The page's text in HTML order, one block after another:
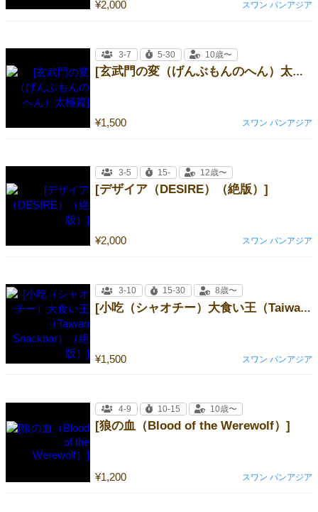
¥2,000 スワン パンアジア
[玄武門の変（げんぶもんのへん）太極篇]
¥1,500
3-7 5-30 10歳〜
スワン パンアジア
[デザイア（DESIRE）（絶版）]
¥2,000
3-5 15- 12歳〜
スワン パンアジア
[小吃（シャオチー）大食い王（Taiwan Snackbar）（絶版）]
¥1,500
3-10 15-30 8歳〜
スワン パンアジア
[狼の血（Blood of the Werewolf）]
¥1,200
4-9 10-15 10歳〜
スワン パンアジア